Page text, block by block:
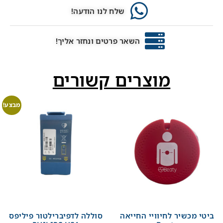
שלח לנו הודעה!
השאר פרטים ונחזר אליך!
מוצרים קשורים
ביטי מכשיר לחיוויי החייאה
מבצע!
סוללה לדפיברילטור פיליפס